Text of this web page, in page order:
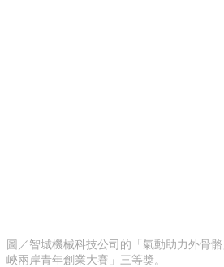
圖／智城機械科技公司的「氣動助力外骨
峽兩岸青年創業大賽」三等獎。